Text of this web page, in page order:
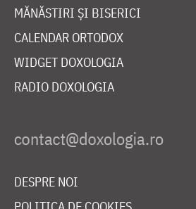
MĂNĂSTIRI ȘI BISERICI
CALENDAR ORTODOX
WIDGET DOXOLOGIA
RADIO DOXOLOGIA
DESPRE NOI